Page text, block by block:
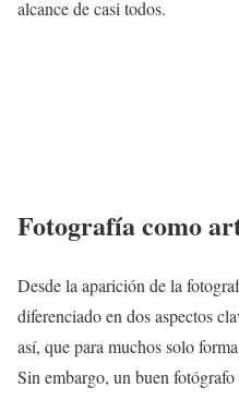
alcance de casi todos.
Fotografía como
Desde la aparición de la
diferenciado en dos aspectos
así, que para muchos solo
Sin embargo, un buen